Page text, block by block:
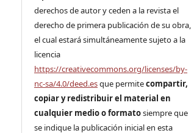
derechos de autor y ceden a la revista el
derecho de primera publicación de su obra,
el cual estará simultáneamente sujeto a la
licencia
https://creativecommons.org/licenses/by-
nc-sa/4.0/deed.esque permitecompartir,
copiar y redistribuir el material en
cualquier medio o formatosiempre que
se indique la publicación inicial en esta